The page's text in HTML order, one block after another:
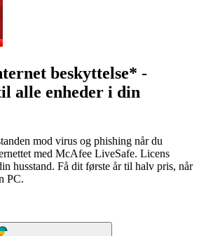
beskyttelse* -
alle enheder i din
mod virus og phishing når du
med McAfee LiveSafe. Licens
husstand. Få dit første år til halv pris, når
PC.